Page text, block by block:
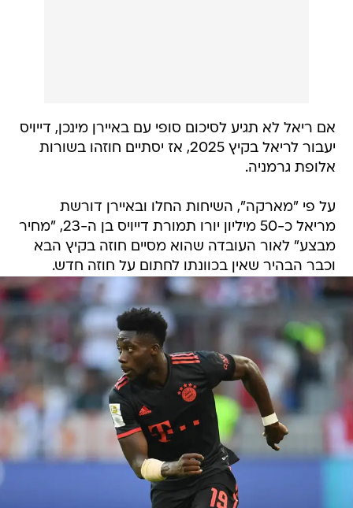
אם ריאל לא תגיע לסיכום סופי עם באיירן מינכן, דייויס
יעבור לריאל בקיץ 2025, אז יסתיים חוזהו בשורות
אלופת גרמניה.
על פי "מארקה", השיחות החלו ובאיירן דורשת
מריאל כ-50 מיליון יורו תמורת דייויס בן ה-23, "מחיר
מבצע" לאור העובדה שהוא מסיים חוזה בקיץ הבא
וכבר הבהיר שאין בכוונתו לחתום על חוזה חדש.